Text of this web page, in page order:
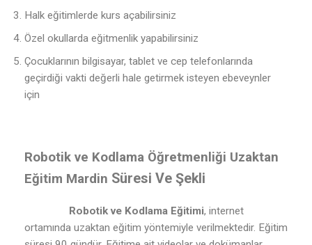
Halk eğitimlerde kurs açabilirsiniz
Özel okullarda eğitmenlik yapabilirsiniz
Çocuklarının bilgisayar, tablet ve cep telefonlarında
geçirdiği vakti değerli hale getirmek isteyen ebeveynler
için
Robotik ve Kodlama Öğretmenliği Uzaktan
Eğitim Mardin Süresi Ve Şekli
Robotik ve Kodlama Eğitimi, internet
ortamında uzaktan eğitim yöntemiyle verilmektedir. Eğitim